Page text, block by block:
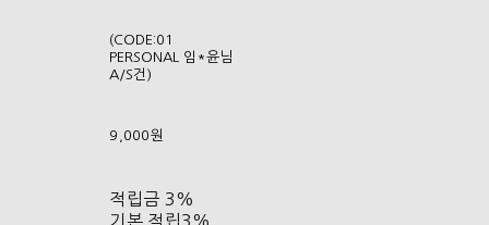
(CODE:01
PERSONAL 임*윤님
A/S건)
9,000원
적립금 3%
기본 적립3%